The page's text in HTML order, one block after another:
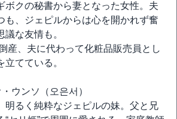
ボクの秘書から妻となった女性。夫
も、ジェピルからは心を開かれず奮
な友情も。
、夫に代わって化粧品販売員とし
てている。
ウンソ（오은서）
明るく純粋なジェピルの妹。父と兄